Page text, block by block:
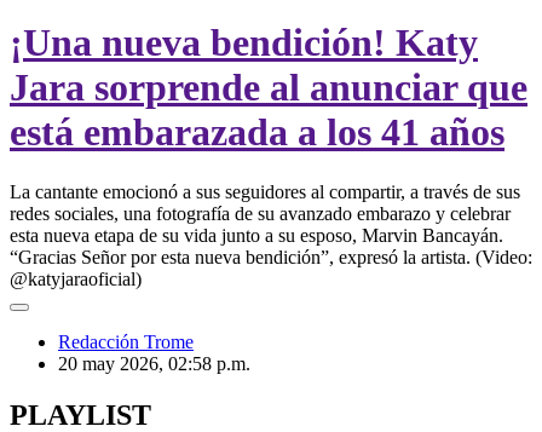
¡Una nueva bendición! Katy
Jara sorprende al anunciar que
está embarazada a los 41 años
La cantante emocionó a sus seguidores al compartir, a través de sus
redes sociales, una fotografía de su avanzado embarazo y celebrar
esta nueva etapa de su vida junto a su esposo, Marvin Bancayán.
“Gracias Señor por esta nueva bendición”, expresó la artista. (Video:
@katyjaraoficial)
Redacción Trome
20 may 2026, 02:58 p.m.
PLAYLIST